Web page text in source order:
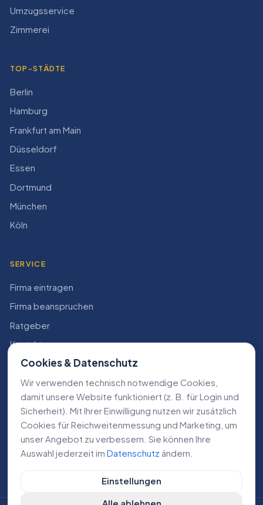
Umzugsservice
Zimmerei
TOP-STÄDTE
Berlin
Hamburg
Frankfurt am Main
Düsseldorf
Essen
Dortmund
München
Köln
SERVICE
Firma eintragen
Firma beanspruchen
Ratgeber
Kontakt
Konto
RECHTLICHES
Impressum
Datenschutz
AGB
Cookies & Datenschutz
Wir verwenden technisch notwendige Cookies,
damit unsere Website funktioniert (z. B. für Login und
Sicherheit). Mit Ihrer Einwilligung nutzen wir zusätzlich
Cookies für Reichweiten­messung und Marketing, um
unser Angebot zu verbessern. Sie können Ihre
Auswahl jederzeit im Datenschutz ändern.
Einstellungen